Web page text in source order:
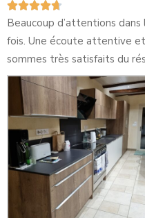
Beaucoup d’attentions
fois. Une écoute attentive
sommes très satisfaits du